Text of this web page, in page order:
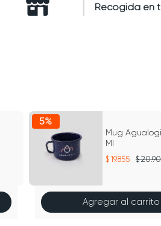
Recogida en
5%
Mug
Ml
19.855
Agregar al carrito